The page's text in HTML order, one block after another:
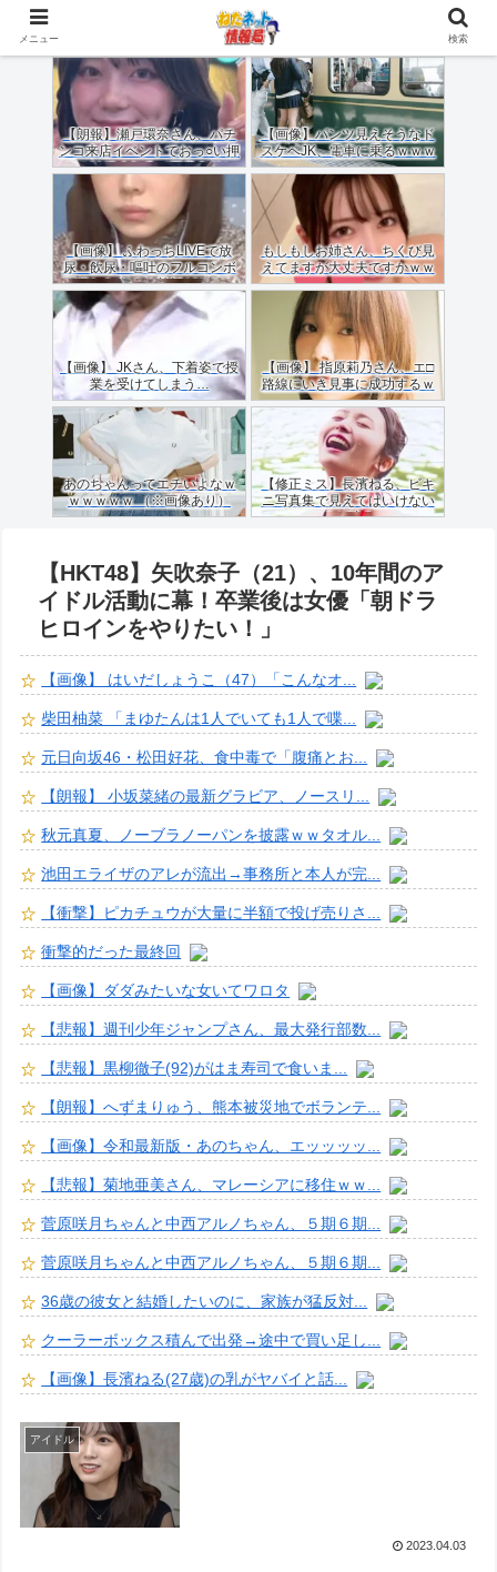
【朗報】瀬戸環奈さん、パチ
ンコ来店イベントでおっ○い押
しつけてくれる（画像あり）
【画像】パンツ見えそうなド
スケベJK、電車に乗るｗｗｗ
ｗｗｗｗｗｗｗｗｗｗｗｗ
【画像】 ふわっちLIVEで放
尿・飲尿・嘔吐のフルコンボ
配信した女のご尊顔がこちら
ｗｗｗｗ
もしもしお姉さん、ちくび見
えてますが大丈夫ですかｗｗ
ｗｗｗｗ
【画像】 JKさん、下着姿で授
業を受けてしまう…
【画像】 指原莉乃さん、エ□
路線にいき見事に成功するｗ
ｗｗ
あのちゃんってエチいよなｗ
ｗｗｗｗｗ （※画像あり）
【修正ミス】長濱ねる、ビキ
ニ写真集で見えてはいけない
ものが映る…
【HKT48】矢吹奈子（21）、10年間のア
イドル活動に幕！卒業後は女優「朝ドラ
ヒロインをやりたい！」
【画像】 はいだしょうこ（47）「こんなオ...
柴田柚菜 「まゆたんは1人でいても1人で喋...
元日向坂46・松田好花、食中毒で「腹痛とお...
【朗報】 小坂菜緒の最新グラビア、ノースリ...
秋元真夏、ノーブラノーパンを披露ｗｗタオル...
池田エライザのアレが流出→事務所と本人が完...
【衝撃】ピカチュウが大量に半額で投げ売りさ...
衝撃的だった最終回
【画像】ダダみたいな女いてワロタ
【悲報】週刊少年ジャンプさん、最大発行部数...
【悲報】黒柳徹子(92)がはま寿司で食いま...
【朗報】へずまりゅう、熊本被災地でボランテ...
【画像】令和最新版・あのちゃん、エッッッッ...
【悲報】菊地亜美さん、マレーシアに移住ｗｗ...
菅原咲月ちゃんと中西アルノちゃん、５期６期...
菅原咲月ちゃんと中西アルノちゃん、５期６期...
36歳の彼女と結婚したいのに、家族が猛反対...
クーラーボックス積んで出発→途中で買い足し...
【画像】長濱ねる(27歳)の乳がヤバイと話...
アイドル
2023.04.03
メニュー 検索